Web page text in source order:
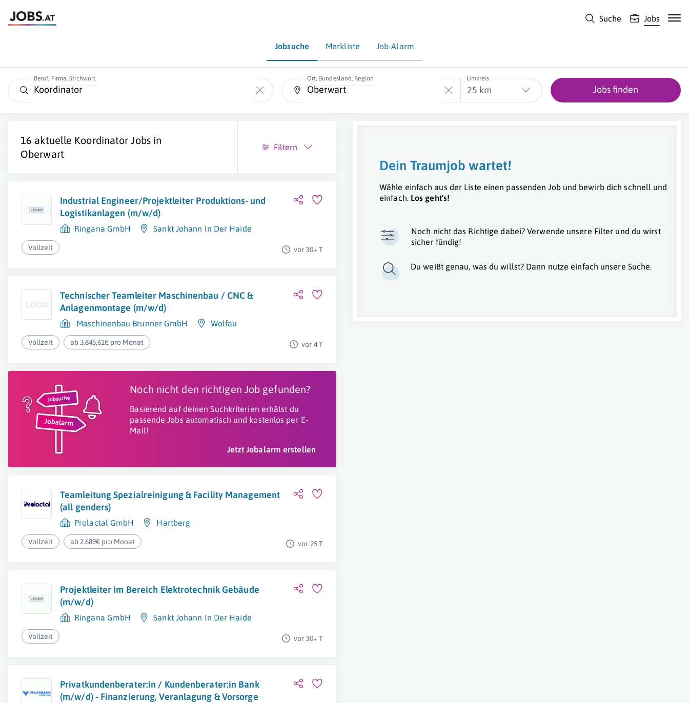
Suche Jobs
Jobsuche Merkliste Job-Alarm
Beruf, Firma, Stichwort Ort, Bundesland, Region Umkreis
25 km Jobs finden
16 aktuelle Koordinator Jobs in
Oberwart
Filtern
Industrial Engineer/Projektleiter Produktions- und
Logistikanlagen (m/w/d)
Ringana GmbH Sankt Johann In Der Haide
Vollzeit vor 30+ T
Technischer Teamleiter Maschinenbau / CNC &
Anlagenmontage (m/w/d)
Maschinenbau Brunner GmbH Wolfau
Vollzeit ab 3.845,61€ pro Monat vor 4 T
Noch nicht den richtigen Job gefunden?
Basierend auf deinen Suchkriterien erhälst du
passende Jobs automatisch und kostenlos per E-
Mail!
Jetzt Jobalarm erstellen
Teamleitung Spezialreinigung & Facility Management
(all genders)
Prolactal GmbH Hartberg
Vollzeit ab 2.689€ pro Monat vor 25 T
Projektleiter im Bereich Elektrotechnik Gebäude
(m/w/d)
Ringana GmbH Sankt Johann In Der Haide
Vollzeit vor 30+ T
Privatkundenberater:in / Kundenberater:in Bank
(m/w/d) - Finanzierung, Veranlagung & Vorsorge
Dein Traumjob wartet!
Wähle einfach aus der Liste einen passenden Job und bewirb dich schnell und
einfach. Los geht's!
Noch nicht das Richtige dabei? Verwende unsere Filter und du wirst
sicher fündig!
Du weißt genau, was du willst? Dann nutze einfach unsere Suche.